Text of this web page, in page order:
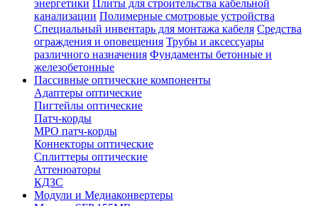
энергетики Плиты для строительства кабельной
канализации Полимерные смотровые устройства
Специальный инвентарь для монтажа кабеля Средства
ограждения и оповещения Трубы и аксессуары
различного назначения Фундаменты бетонные и
железобетонные
Пассивные оптические компоненты
Адаптеры оптические
Пигтейлы оптические
Патч-корды
MPO патч-корды
Коннекторы оптические
Сплиттеры оптические
Аттенюаторы
КДЗС
Модули и Медиаконвертеры